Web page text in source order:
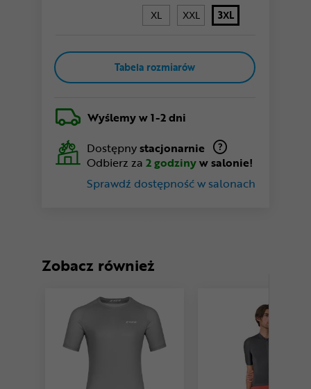
XL XXL 3XL
Tabela rozmiarów
Wyślemyw 1-2 dni
Dostępnystacjonarnie
Odbierz za 2 godzinyw salonie!
Sprawdź dostępność w salonach
Zobacz również